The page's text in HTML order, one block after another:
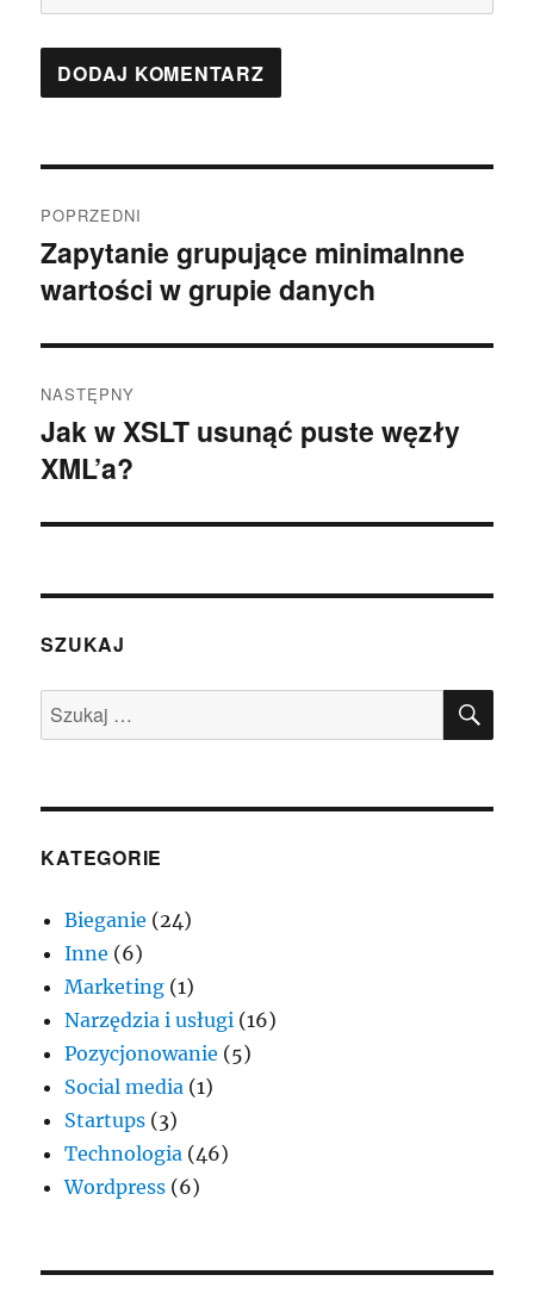
wpisu
POPRZEDNI
Poprzedni
wpis:
Zapytanie grupujące minimalnne
wartości w grupie danych
NASTĘPNY
Następny
wpis:
Jak w XSLT usunąć puste węzły
XML’a?
SZUKAJ
Szukaj:
KATEGORIE
Bieganie (24)
Inne (6)
Marketing (1)
Narzędzia i usługi (16)
Pozycjonowanie (5)
Social media (1)
Startups (3)
Technologia (46)
Wordpress (6)